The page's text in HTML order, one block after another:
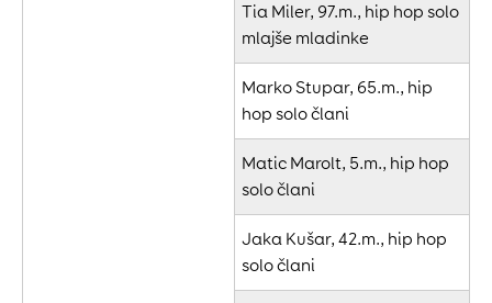
Tia Miler, 97.m., hip hop solo
mlajše mladinke
Marko Stupar, 65.m., hip
hop solo člani
Matic Marolt, 5.m., hip hop
solo člani
Jaka Kušar, 42.m., hip hop
solo člani